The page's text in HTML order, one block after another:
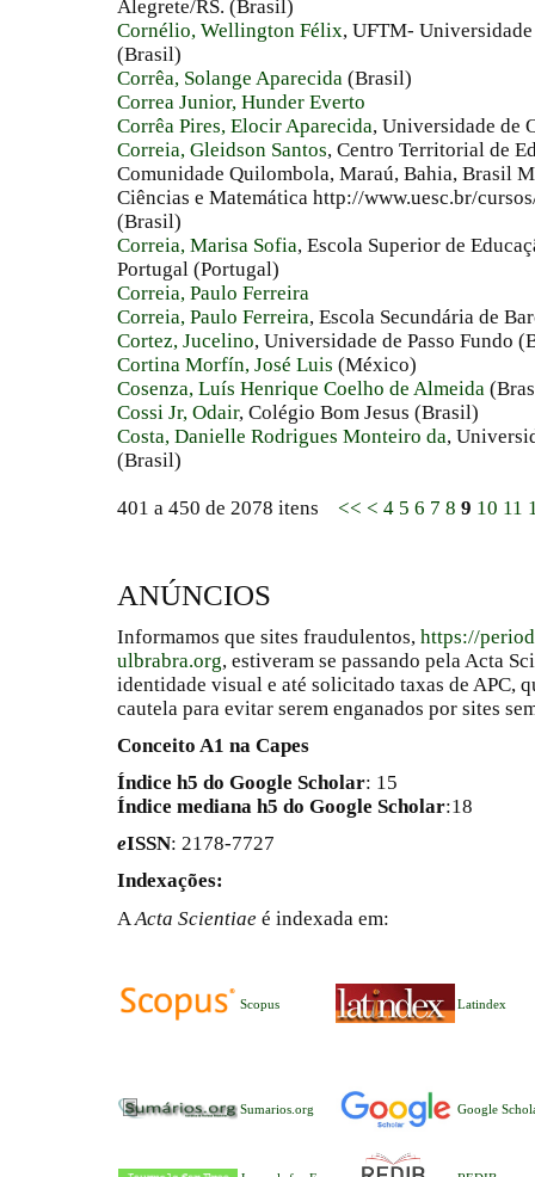
Alegrete/RS. (Brasil)
Cornélio, Wellington Félix, UFTM-
(Brasil)
Corrêa, Solange Aparecida (Brasil)
Correa Junior, Hunder Everto
Corrêa Pires, Elocir Aparecida, Universidade de
Correia, Gleidson Santos, Centro Territorial de
Comunidade Quilombola, Maraú, Bahia, Brasil
Ciências e Matemática http://www.uesc.br/
(Brasil)
Correia, Marisa Sofia, Escola Superior de
Portugal (Portugal)
Correia, Paulo Ferreira
Correia, Paulo Ferreira, Escola Secundária de
Cortez, Jucelino, Universidade de Passo Fundo
Cortina Morfín, José Luis (México)
Cosenza, Luís Henrique Coelho de Almeida
Cossi Jr, Odair, Colégio Bom Jesus (Brasil)
Costa, Danielle Rodrigues Monteiro da,
(Brasil)
401 a 450 de 2078 itens << < 4 5 6 7 8 9 10 11
ANÚNCIOS
Informamos que sites fraudulentos, https://
ulbrabra.org, estiveram se passando pela Acta
identidade visual e até solicitado taxas de APC,
cautela para evitar serem enganados por sites
Conceito A1 na Capes
Índice h5 do Google Scholar: 15
Índice mediana h5 do Google Scholar:18
eISSN: 2178-7727
Indexações:
A Acta Scientiae é indexada em:
Scopus Latindex
Sumarios.org Google